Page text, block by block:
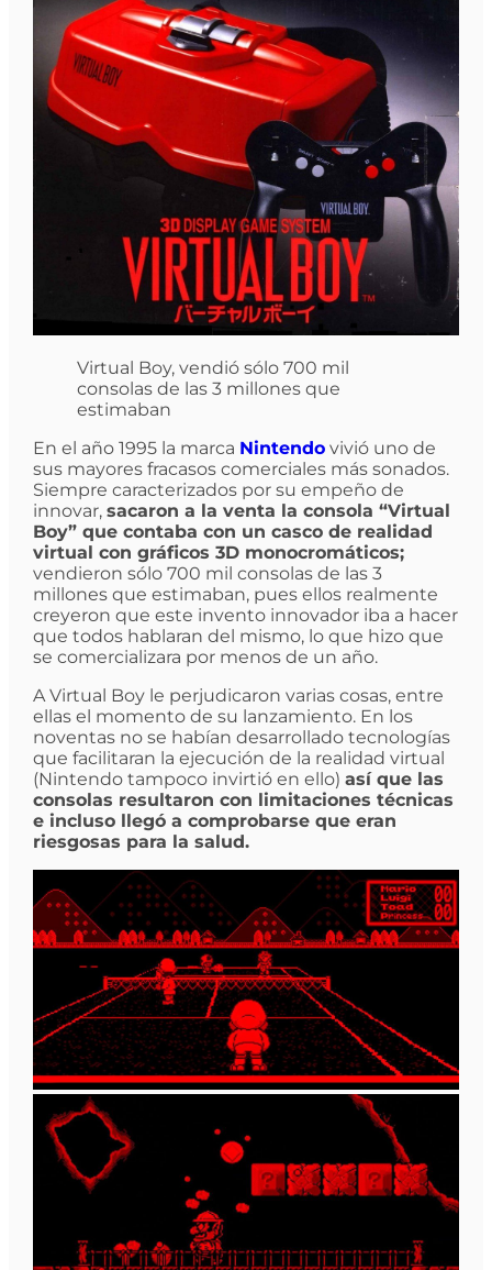
Virtual Boy, vendió sólo 700 mil
consolas de las 3 millones que
estimaban
En el año 1995 la marca Nintendovivió uno de
sus mayores fracasos comerciales más sonados.
Siempre caracterizados por su empeño de
innovar, sacaron a la venta la consola “Virtual
Boy” que contaba con un casco de realidad
virtual con gráficos 3D monocromáticos;
vendieron sólo 700 mil consolas de las 3
millones que estimaban, pues ellos realmente
creyeron que este invento innovador iba a hacer
que todos hablaran del mismo, lo que hizo que
se comercializara por menos de un año.
A Virtual Boy le perjudicaron varias cosas, entre
ellas el momento de su lanzamiento. En los
noventas no se habían desarrollado tecnologías
que facilitaran la ejecución de la realidad virtual
(Nintendo tampoco invirtió en ello) así que las
consolas resultaron con limitaciones técnicas
e incluso llegó a comprobarse que eran
riesgosas para la salud.